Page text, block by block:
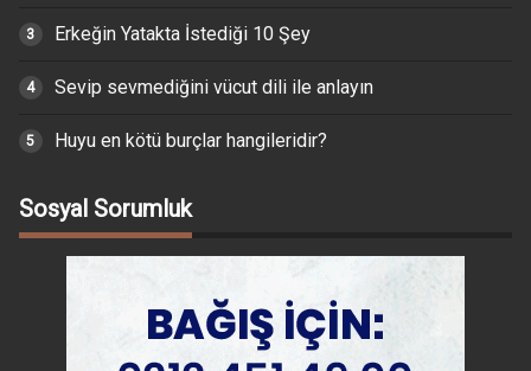
Erkeğin Yatakta İstediği 10 Şey
Sevip sevmediğini vücut dili ile anlayın
Huyu en kötü burçlar hangileridir?
Sosyal Sorumluk